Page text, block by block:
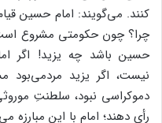
کنند. می‌گویند: امام حسین
چرا؟ چون حکومتی مشروع است
حسین باشد چه یزید! اگر
نیست، اگر یزید
دموکراسی نبود، سلطنتِ
رأی دهند؛ امام با این مبارزه